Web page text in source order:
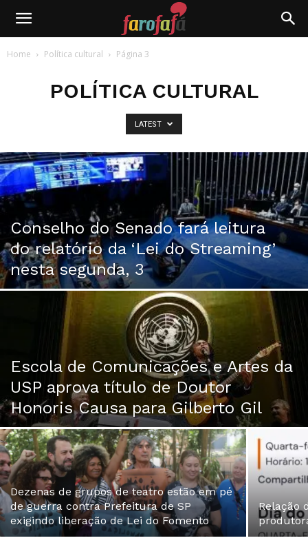
Farofafá
Home Política cultural Página 3
POLÍTICA CULTURAL
LATEST
Conselho do Senado fará leitura
do relatório da ‘Lei do Streaming’
nesta segunda, 3
Escola de Comunicações e Artes da
USP aprova título de Doutor
Honoris Causa para Gilberto Gil
Dezenas de grupos de teatro estão em pé
de guerra contra Prefeitura de SP
exigindo liberação de Lei do Fomento
Relação